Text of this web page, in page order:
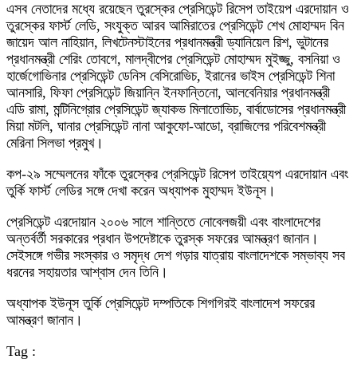
এসব নেতাদের মধ্যে রয়েছেন তুরস্কের প্রেসিডেন্ট রিসেপ তাইয়েপ এরদোয়ান ও
তুরস্কের ফার্স্ট লেডি, সংযুক্ত আরব আমিরাতের প্রেসিডেন্ট শেখ মোহাম্মদ বিন
জায়েদ আল নাহিয়ান, লিখটেনস্টাইনের প্রধানমন্ত্রী ড্যানিয়েল রিশ, ভুটানের
প্রধানমন্ত্রী শেরিং তোবগে, মালদ্বীপের প্রেসিডেন্ট মোহাম্মদ মুইজ্জু, বসনিয়া ও
হার্জেগোভিনার প্রেসিডেন্ট ডেনিস বেসিরোভিচ, ইরানের ভাইস প্রেসিডেন্ট শিনা
আনসারি, ফিফা প্রেসিডেন্ট জিয়ান্নি ইনফান্তিনো, আলবেনিয়ার প্রধানমন্ত্রী
এডি রামা, মন্টিনিগ্রোর প্রেসিডেন্ট জ্যাকভ মিলাতোভিচ, বার্বাডোসের প্রধানমন্ত্রী
মিয়া মটলি, ঘানার প্রেসিডেন্ট নানা আকুফো-আডো, ব্রাজিলের পরিবেশমন্ত্রী
মেরিনা সিলভা প্রমুখ।
কপ-২৯ সম্মেলনের ফাঁকে তুরস্কের প্রেসিডেন্ট রিসেপ তাইয়্যেপ এরদোয়ান এবং
তুর্কি ফার্স্ট লেডির সঙ্গে দেখা করেন অধ্যাপক মুহাম্মদ ইউনূস।
প্রেসিডেন্ট এরদোয়ান ২০০৬ সালে শান্তিতে নোবেলজয়ী এবং বাংলাদেশের
অন্তর্বর্তী সরকারের প্রধান উপদেষ্টাকে তুরস্ক সফরের আমন্ত্রণ জানান।
সেইসঙ্গে গভীর সংস্কার ও সমৃদ্ধ দেশ গড়ার যাত্রায় বাংলাদেশকে সম্ভাব্য সব
ধরনের সহায়তার আশ্বাস দেন তিনি।
অধ্যাপক ইউনূস তুর্কি প্রেসিডেন্ট দম্পতিকে শিগগিরই বাংলাদেশ সফরের
আমন্ত্রণ জানান।
Tag :